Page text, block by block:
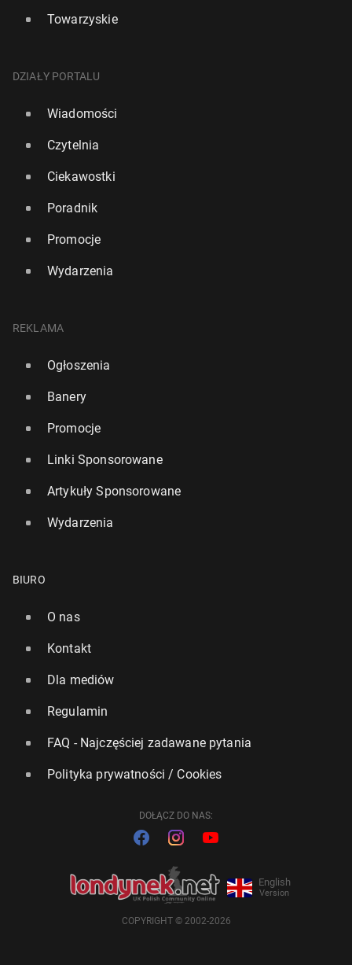
Towarzyskie
DZIAŁY PORTALU
Wiadomości
Czytelnia
Ciekawostki
Poradnik
Promocje
Wydarzenia
REKLAMA
Ogłoszenia
Banery
Promocje
Linki Sponsorowane
Artykuły Sponsorowane
Wydarzenia
BIURO
O nas
Kontakt
Dla mediów
Regulamin
FAQ - Najczęściej zadawane pytania
Polityka prywatności / Cookies
DOŁĄCZ DO NAS:
English
Version
COPYRIGHT © 2002-2026